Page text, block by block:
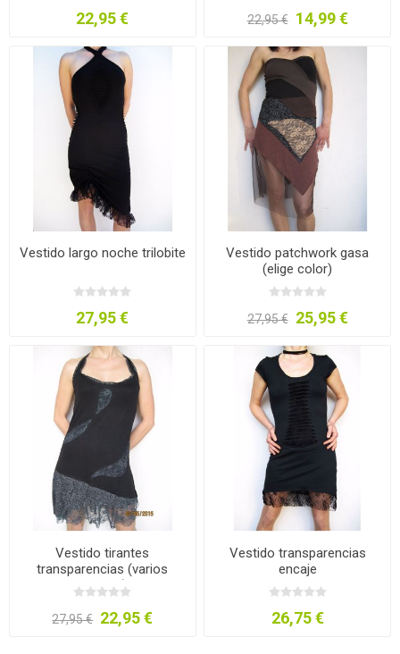
22,95 € 22,95 € 14,99 €
Vestido largo noche trilobite
27,95 €
Vestido patchwork gasa
(elige color)
27,95 € 25,95 €
Vestido tirantes
transparencias (varios
colores)
27,95 € 22,95 €
Vestido transparencias
encaje
26,75 €